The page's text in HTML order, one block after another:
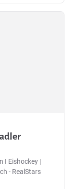
I Eishockey |
- RealStars